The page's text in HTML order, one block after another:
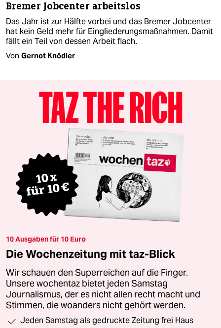
Bremer Jobcenter arbeitslos
Das Jahr ist zur Hälfte vorbei und das Bremer Jobcenter
hat kein Geld mehr für Eingliederungsmaßnahmen. Damit
fällt ein Teil von dessen Arbeit flach.
Von Gernot Knödler
10 Ausgaben für 10 Euro
Die Wochenzeitung mit taz-Blick
Wir schauen den Superreichen auf die Finger.
Unsere wochentaz bietet jeden Samstag
Journalismus, der es nicht allen recht macht und
Stimmen, die woanders nicht gehört werden.
Jeden Samstag als gedruckte Zeitung frei Haus